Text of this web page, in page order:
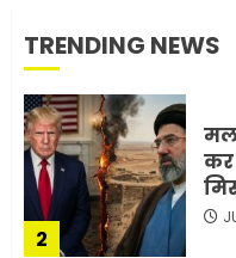
TRENDING NEWS
1
2
कर